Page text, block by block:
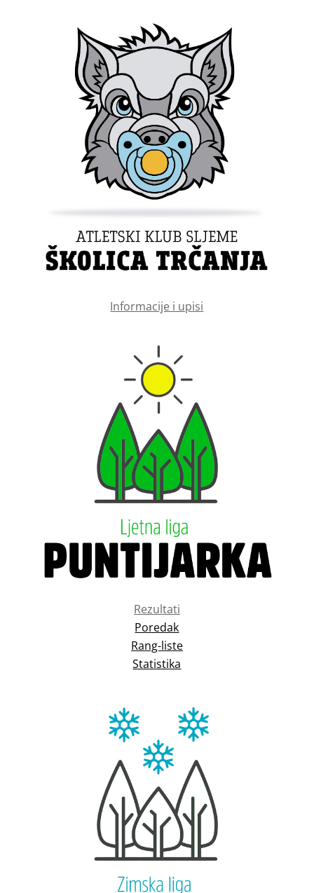
Informacije i upisi
Rezultati
Poredak
Rang-liste
Statistika